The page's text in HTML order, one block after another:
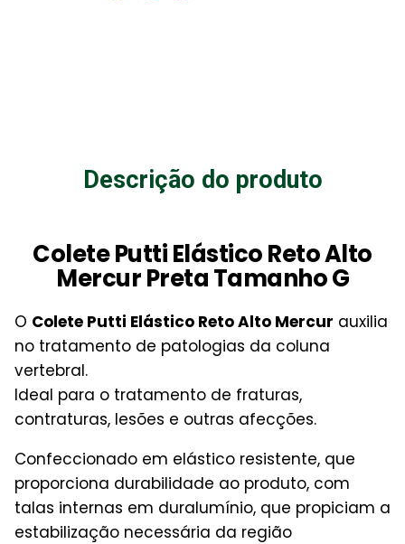
Descrição do produto
Colete Putti Elástico Reto Alto
Mercur Preta Tamanho G
O Colete Putti Elástico Reto Alto Mercur auxilia
no tratamento de patologias da coluna
vertebral.
Ideal para o tratamento de fraturas,
contraturas, lesões e outras afecções.
Confeccionado em elástico resistente, que
proporciona durabilidade ao produto, com
talas internas em duralumínio, que propiciam a
estabilização necessária da região